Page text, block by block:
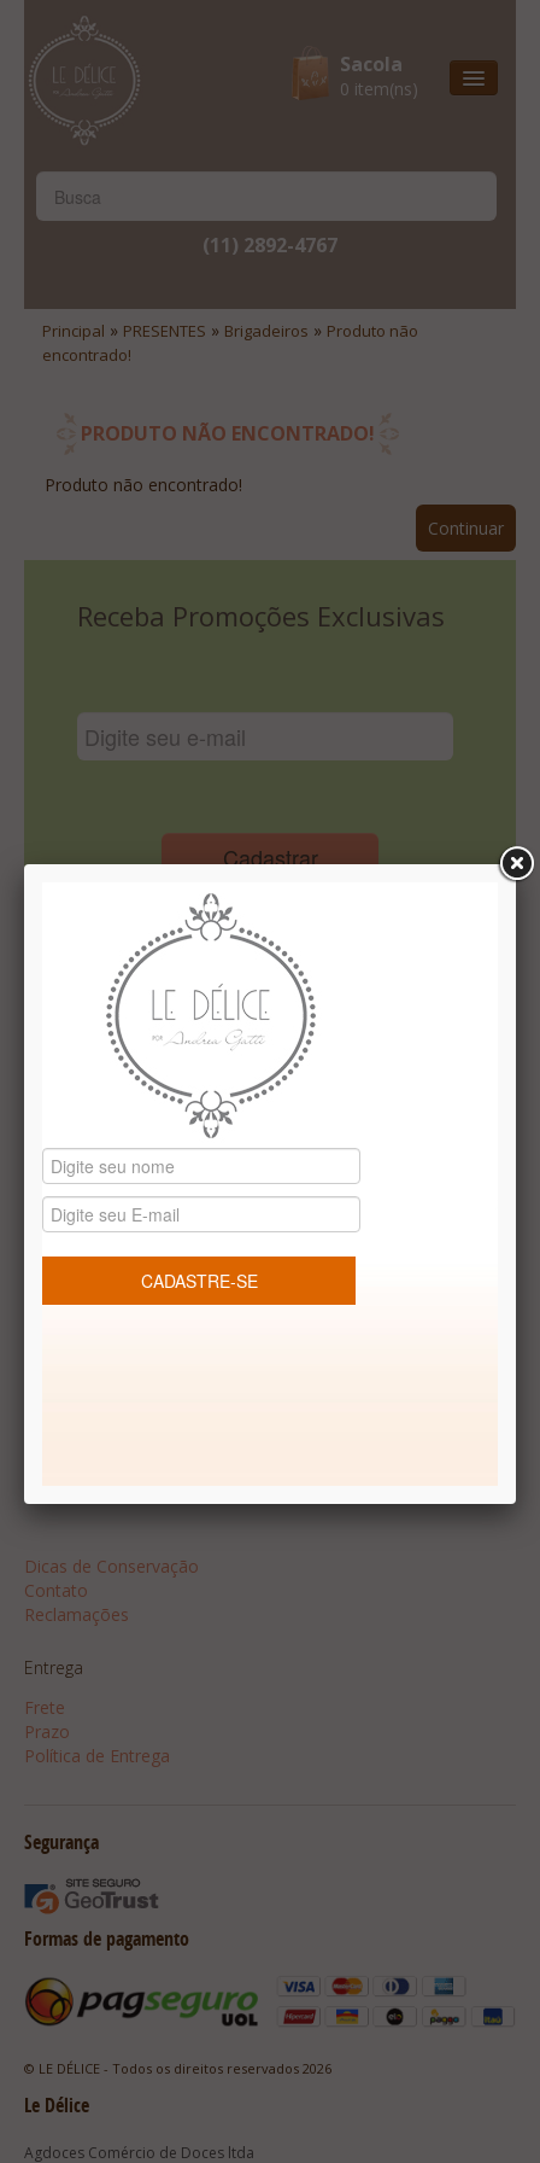
Sacola
0 item(ns)
Natal & 2017
Lista De Desejos
Minha Conta
(11) 2892-4767
Principal » PRESENTES » Brigadeiros » Produto não
encontrado!
PRODUTO NÃO ENCONTRADO!
Produto não encontrado!
Continuar
Receba Promoções Exclusivas
Cadastrar
Institucional
Quem Somos
Le Délice Atelier
Lista de comparação
Vale presentes
Produtos temáticos
REDES SOCIAIS
Dicas de Conservação
Contato
Reclamações
Entrega
Frete
Prazo
Política de Entrega
Segurança
Formas de pagamento
© LE DÉLICE - Todos os direitos reservados 2026
Le Délice
Agdoces Comércio de Doces ltda